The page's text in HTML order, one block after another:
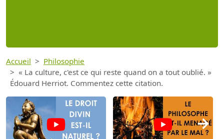
Accueil
Philosophie
« La culture, c'est ce qui reste quand on a tout oublié. »
Édouard Herriot. Commentez cette citation.
→